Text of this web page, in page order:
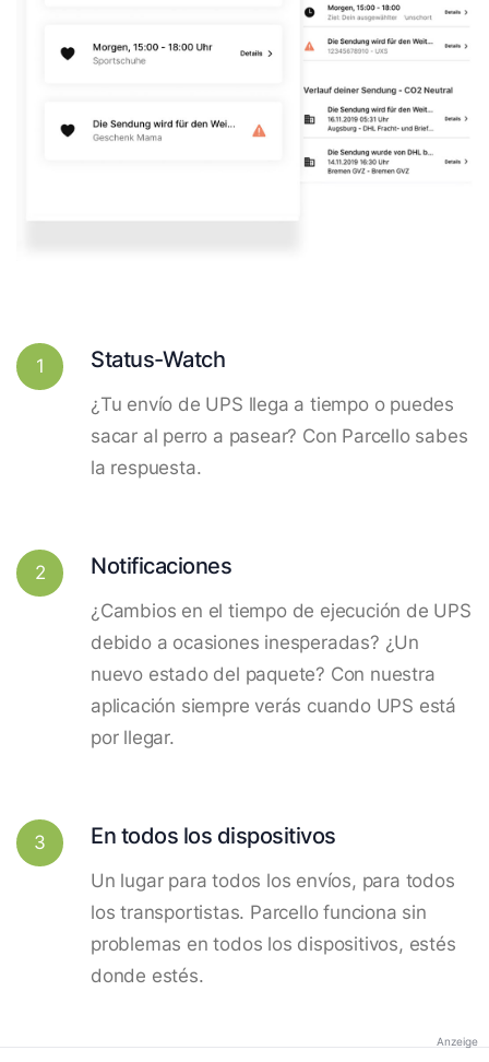
1 Status-Watch
¿Tu envío de UPS llega a tiempo o puedes
sacar al perro a pasear? Con Parcello sabes
la respuesta.
2 Notificaciones
¿Cambios en el tiempo de ejecución de UPS
debido a ocasiones inesperadas? ¿Un
nuevo estado del paquete? Con nuestra
aplicación siempre verás cuando UPS está
por llegar.
3 En todos los dispositivos
Un lugar para todos los envíos, para todos
los transportistas. Parcello funciona sin
problemas en todos los dispositivos, estés
donde estés.
Anzeige